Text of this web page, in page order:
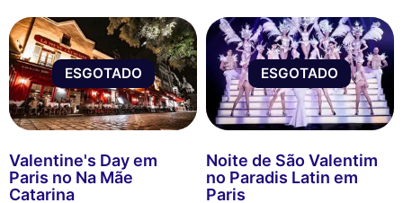
ESGOTADO
Valentine's Day em
Paris no Na Mãe
Catarina
ESGOTADO
Noite de São Valentim
no Paradis Latin em
Paris